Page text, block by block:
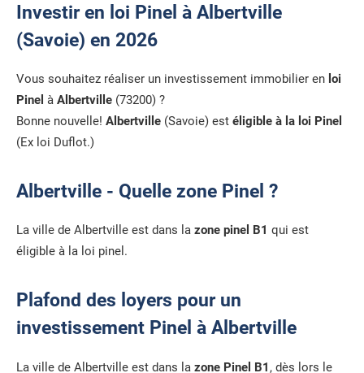
Investir en loi Pinel à Albertville
(Savoie) en 2026
Vous souhaitez réaliser un investissement immobilier en loi
Pinel à Albertville (73200) ?
Bonne nouvelle! Albertville (Savoie) est éligible à la loi Pinel
(Ex loi Duflot.)
Albertville - Quelle zone Pinel ?
La ville de Albertville est dans la zone pinel B1 qui est
éligible à la loi pinel.
Plafond des loyers pour un
investissement Pinel à Albertville
La ville de Albertville est dans la zone Pinel B1 , dès lors le